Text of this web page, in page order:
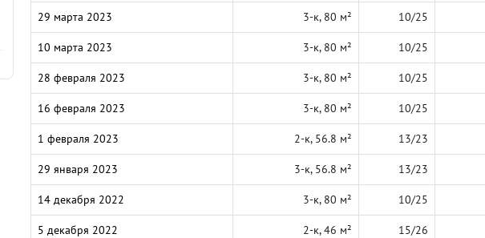
29 марта 2023 3-к, 80 м² 10/25
10 марта 2023 3-к, 80 м² 10/25
28 февраля 2023 3-к, 80 м² 10/25
16 февраля 2023 3-к, 80 м² 10/25
1 февраля 2023 2-к, 56.8 м² 13/23
29 января 2023 3-к, 56.8 м² 13/23
14 декабря 2022 3-к, 80 м² 10/25
5 декабря 2022 2-к, 46 м² 15/26